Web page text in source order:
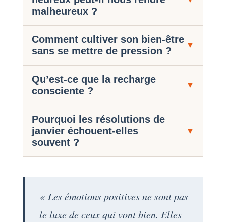
malheureux ?
Comment cultiver son bien-être
sans se mettre de pression ?
▼
Qu’est-ce que la recharge
consciente ?
▼
Pourquoi les résolutions de
janvier échouent-elles
souvent ?
▼
« Les émotions positives ne sont pas
le luxe de ceux qui vont bien. Elles